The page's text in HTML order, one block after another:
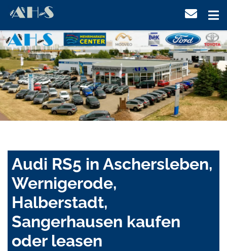
Audi RS5 in Aschersleben,
Wernigerode,
Halberstadt,
Sangerhausen kaufen
oder leasen